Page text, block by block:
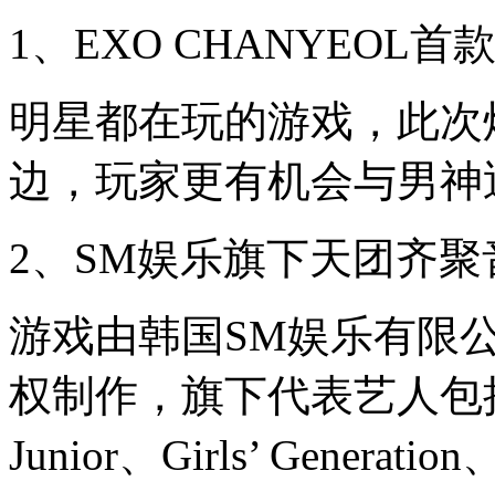
1、EXO CHANYEOL首
明星都在玩的游戏，此
边，玩家更有机会与男
2、SM娱乐旗下天团齐
游戏由韩国SM娱乐有限
权制作，旗下代表艺人
Junior、Girls’